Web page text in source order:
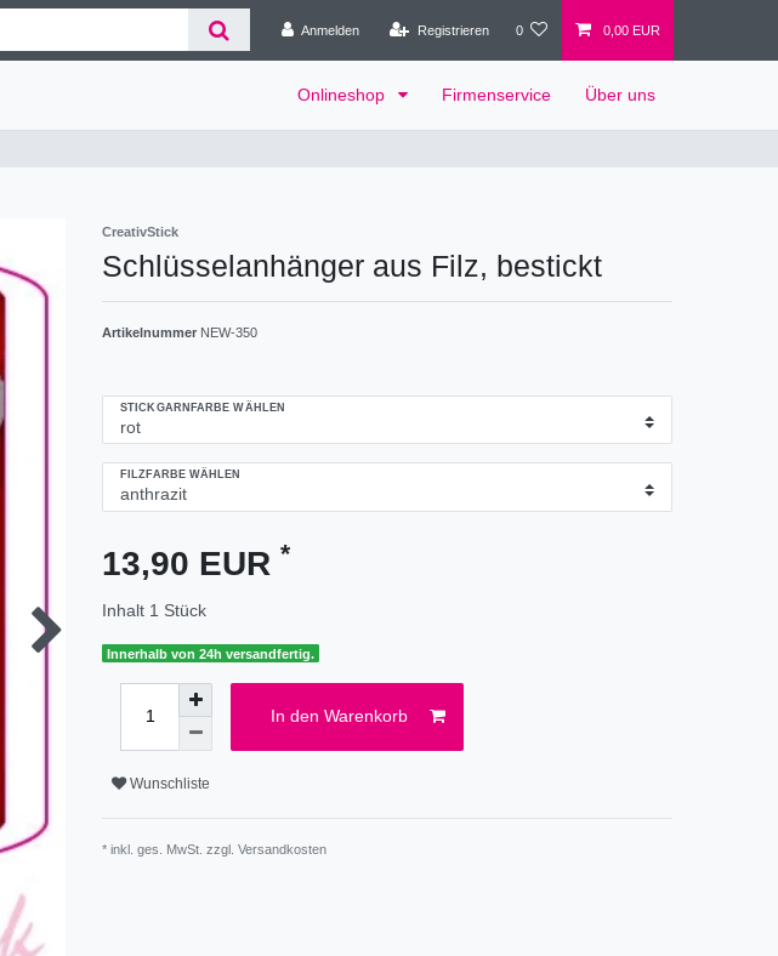
Anmelden Registrieren 0 0,00 EUR
Onlineshop Firmenservice Über uns
CreativStick
Schlüsselanhänger aus Filz, bestickt
Artikelnummer NEW-350
STICKGARNFARBE WÄHLEN
FILZFARBE WÄHLEN
13,90 EUR *
Inhalt 1 Stück
Innerhalb von 24h versandfertig.
In den Warenkorb
Wunschliste
* inkl. ges. MwSt. zzgl. Versandkosten